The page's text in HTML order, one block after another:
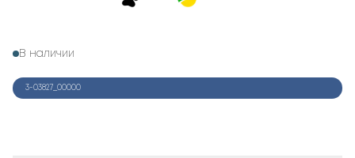
В наличии
3-03827_00000